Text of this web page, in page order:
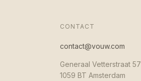
CONTACT
contact@vouw.com
Generaal Vetterstraat 57
1059 BT Amsterdam